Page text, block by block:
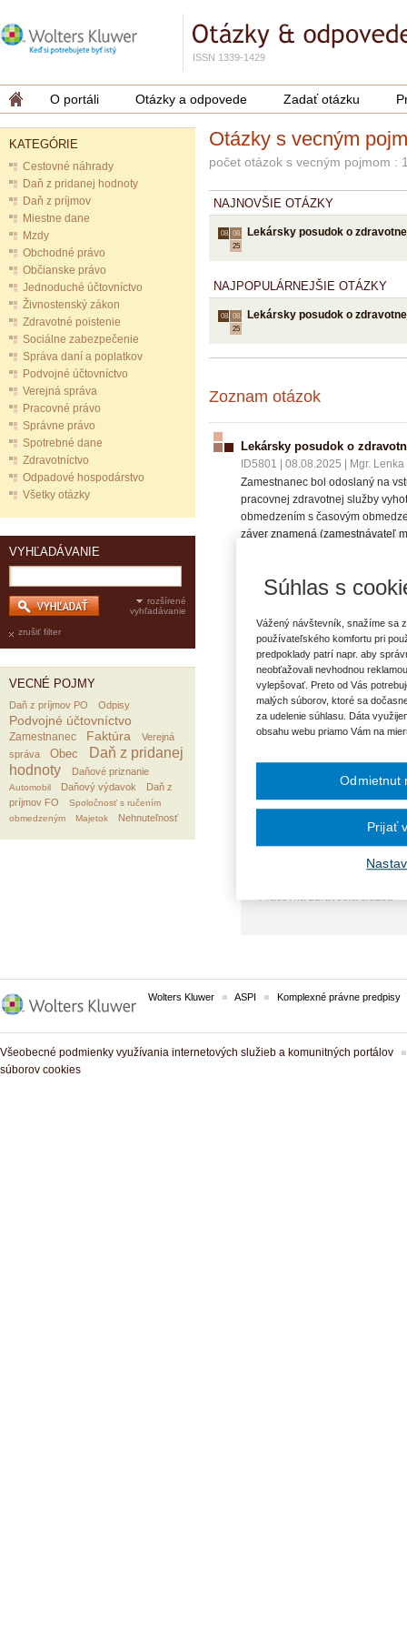
ISSN 1339-1429
O portáli Otázky a odpovede Zadať otázku
KATEGÓRIE
Cestovné náhrady
Daň z pridanej hodnoty
Daň z príjmov
Miestne dane
Mzdy
Obchodné právo
Občianske právo
Jednoduché účtovníctvo
Živnostenský zákon
Zdravotné poistenie
Sociálne zabezpečenie
Správa daní a poplatkov
Podvojné účtovníctvo
Verejná správa
Pracovné právo
Správne právo
Spotrebné dane
Zdravotníctvo
Odpadové hospodárstvo
Všetky otázky
VYHĽADÁVANIE
rozšírené
vyhľadávanie
zrušiť filter
VECNÉ POJMY
Daň z príjmov PO Odpisy
Podvojné účtovníctvo
Zamestnanec Faktúra
Verejná
správa
Obec
Daň z pridanej
hodnoty
Daňové priznanie
Automobil Daňový výdavok
Daň z
príjmov FO
Spoločnosť s ručením
obmedzeným
Majetok Nehnuteľnosť
Otázky s vecným
počet otázok s vecným pojmom :
NAJNOVŠIE OTÁZKY
08. 08.
25
Lekársky posudok o
NAJPOPULÁRNEJŠIE OTÁZKY
08. 08.
25
Lekársky posudok o
Zoznam otázok
Lekársky posudok o
ID5801 08.08.2025
Mgr.
Zamestnanec bol odoslaný na
pracovnej zdravotnej služby
obmedzením s časovým
záver znamená (zamestnávateľ
zamestnanca skôr ako o rok,
obmedzenie plnej spôsobilosti
vykonávať nočnú prácu
Na požiadavku
práce", a to, že zamestnanca
súlade s ustanovením § 30e
môže navrhnúť
včasné zachytenie zmien
podľa b) a jeden pre
situácii postupovať?
Pracovná zdravotná služba
Wolters Kluwer ASPI Komplexné právne predpisy
Všeobecné podmienky využívania internetových služieb a komunitných portálov
súborov cookies
Súhlas s
Vážený návštevník, snažíme sa
používateľského komfortu pri
predpoklady patrí napr. aby
neobťažovali nevhodnou
vylepšovať. Preto od Vás
malých súborov, ktoré sa
za udelenie súhlasu. Dáta
obsahu webu priamo Vám na
Odmietnut
Prijať